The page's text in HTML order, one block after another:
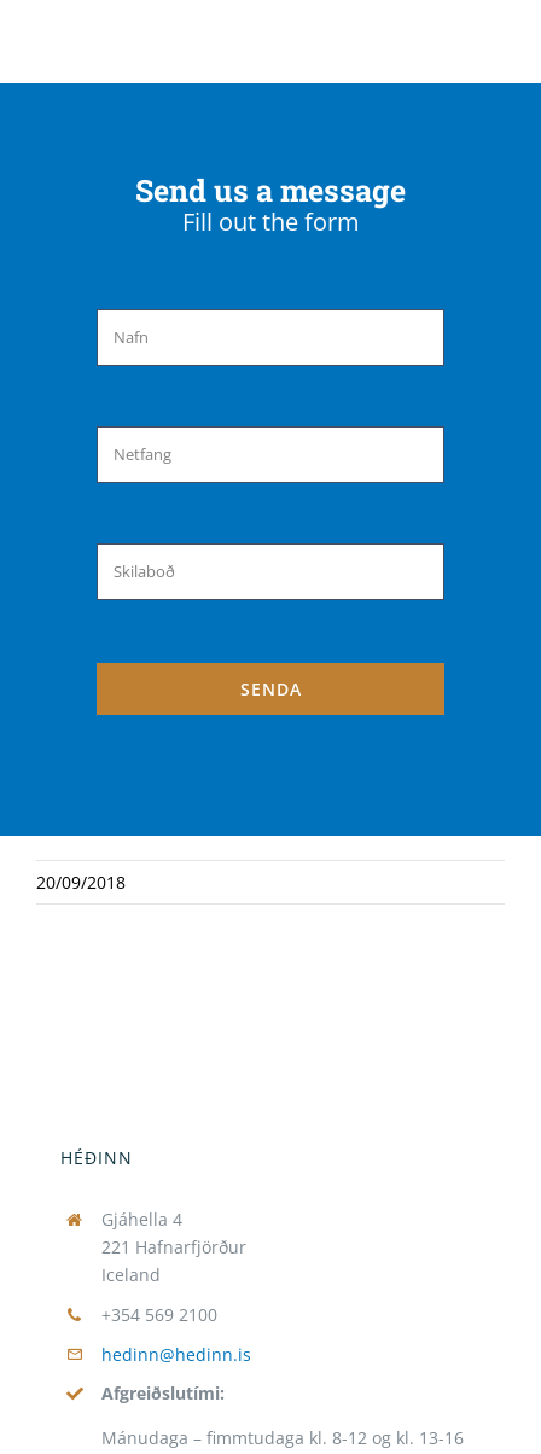
Send us a message
Fill out the form
SENDA
20/09/2018
HÉÐINN
Gjáhella 4
221 Hafnarfjörður
Iceland
+354 569 2100
hedinn@hedinn.is
Afgreiðslutími:
Mánudaga – fimmtudaga kl. 8-12 og kl. 13-16